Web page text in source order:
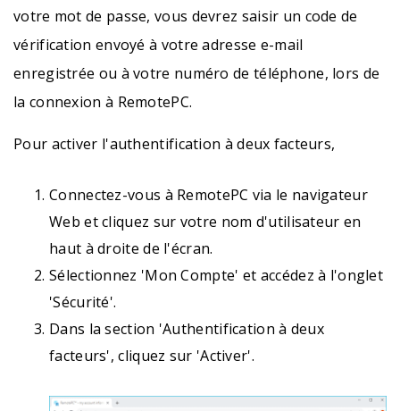
votre mot de passe, vous devrez saisir un code de
vérification envoyé à votre adresse e-mail
enregistrée ou à votre numéro de téléphone, lors de
la connexion à RemotePC.
Pour activer l'authentification à deux facteurs,
Connectez-vous à RemotePC via le navigateur
Web et cliquez sur votre nom d'utilisateur en
haut à droite de l'écran.
Sélectionnez 'Mon Compte' et accédez à l'onglet
'Sécurité'.
Dans la section 'Authentification à deux
facteurs', cliquez sur 'Activer'.